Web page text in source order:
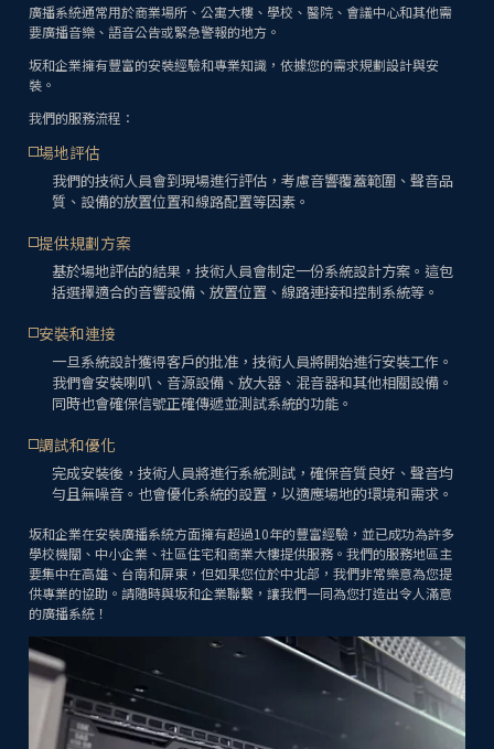
廣播系統通常用於商業場所、公寓大樓、學校、醫院、會議中心和其他需
要廣播音樂、語音公告或緊急警報的地方。
坂和企業擁有豐富的安裝經驗和專業知識，依據您的需求規劃設計與安
裝。
我們的服務流程：
場地評估
我們的技術人員會到現場進行評估，考慮音響覆蓋範圍、聲音品
質、設備的放置位置和線路配置等因素。
提供規劃方案
基於場地評估的結果，技術人員會制定一份系統設計方案。這包
括選擇適合的音響設備、放置位置、線路連接和控制系統等。
安裝和連接
一旦系統設計獲得客戶的批准，技術人員將開始進行安裝工作。
我們會安裝喇叭、音源設備、放大器、混音器和其他相關設備。
同時也會確保信號正確傳遞並測試系統的功能。
調試和優化
完成安裝後，技術人員將進行系統測試，確保音質良好、聲音均
勻且無噪音。也會優化系統的設置，以適應場地的環境和需求。
坂和企業在安裝廣播系統方面擁有超過10年的豐富經驗，並已成功為許多
學校機關、中小企業、社區住宅和商業大樓提供服務。我們的服務地區主
要集中在高雄、台南和屏東，但如果您位於中北部，我們非常樂意為您提
供專業的協助。請隨時與坂和企業聯繫，讓我們一同為您打造出令人滿意
的廣播系統！